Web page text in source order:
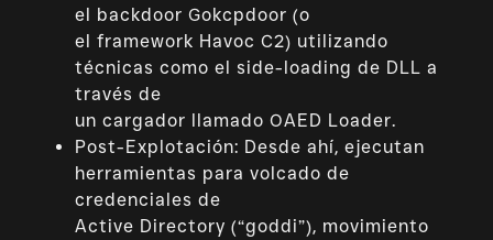
el backdoor Gokcpdoor (o
el framework Havoc C2) utilizando
técnicas como el side-loading de DLL a
través de
un cargador llamado OAED Loader.
Post-Explotación: Desde ahí, ejecutan
herramientas para volcado de
credenciales de
Active Directory (“goddi”), movimiento